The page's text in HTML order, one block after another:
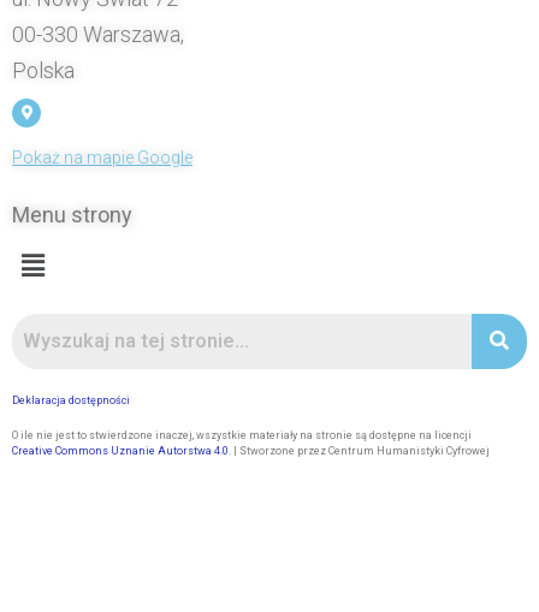
00-330 Warszawa,
Polska
Pokaż na mapie Google
Menu strony
Deklaracja dostępności
O ile nie jest to stwierdzone inaczej, wszystkie materiały na stronie są dostępne na licencji
Creative Commons Uznanie Autorstwa 4.0 . | Stworzone przez Centrum Humanistyki Cyfrowej